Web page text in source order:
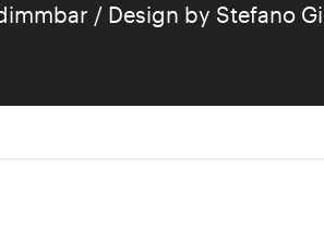
/ Design by Stefano